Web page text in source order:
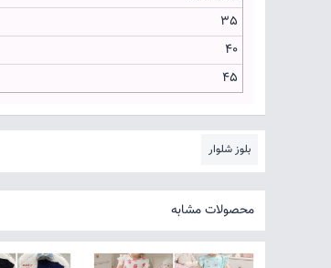
35
40
45
بلوز شلوار
محصولات مشابه